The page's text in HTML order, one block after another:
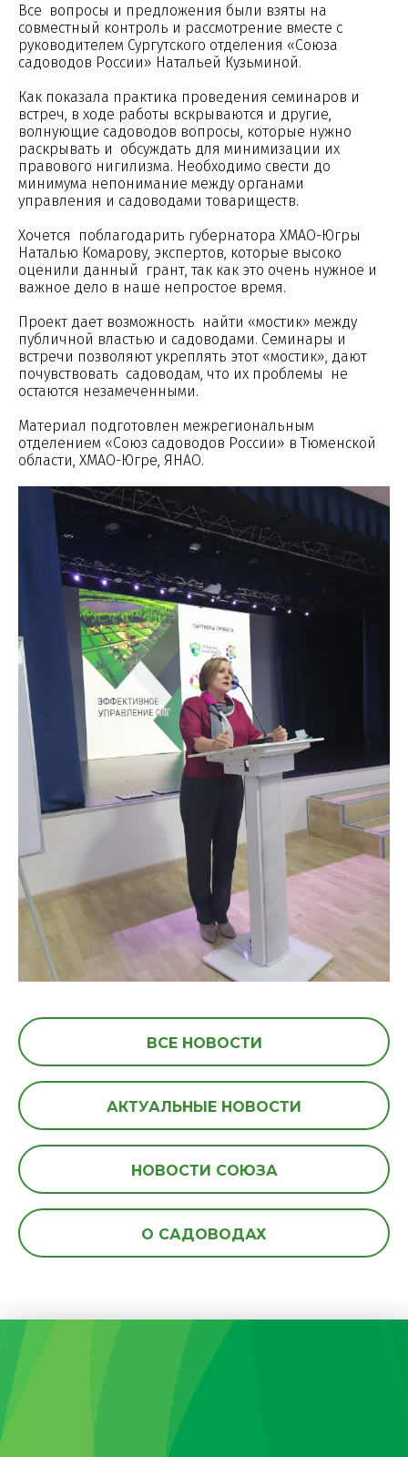
Все вопросы и предложения были взяты на
совместный контроль и рассмотрение вместе с
руководителем Сургутского отделения «Союза
садоводов России» Натальей Кузьминой.
Как показала практика проведения семинаров и
встреч, в ходе работы вскрываются и другие,
волнующие садоводов вопросы, которые нужно
раскрывать и обсуждать для минимизации их
правового нигилизма. Необходимо свести до
минимума непонимание между органами
управления и садоводами товариществ.
Хочется поблагодарить губернатора ХМАО-Югры
Наталью Комарову, экспертов, которые высоко
оценили данный грант, так как это очень нужное и
важное дело в наше непростое время.
Проект дает возможность найти «мостик» между
публичной властью и садоводами. Семинары и
встречи позволяют укреплять этот «мостик», дают
почувствовать садоводам, что их проблемы не
остаются незамеченными.
Материал подготовлен межрегиональным
отделением «Союз садоводов России» в Тюменской
области, ХМАО-Югре, ЯНАО.
ВСЕ НОВОСТИ
АКТУАЛЬНЫЕ НОВОСТИ
НОВОСТИ СОЮЗА
О САДОВОДАХ